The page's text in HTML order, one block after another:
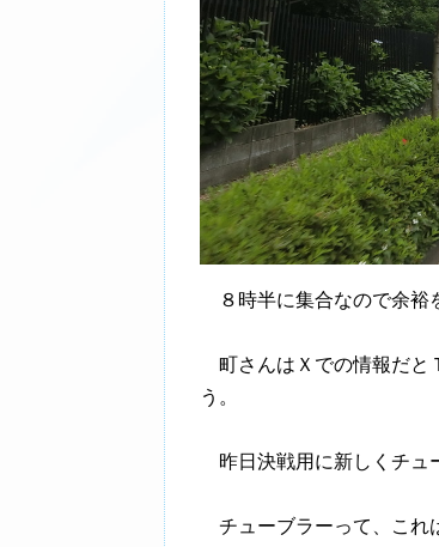
８時半に集合なので余裕
町さんはＸでの情報だと
う。
昨日決戦用に新しくチュ
チューブラーって、これ